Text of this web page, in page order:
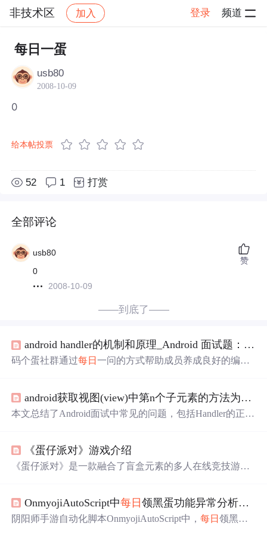
非技术区 加入 登录 频道
社区 非技术区
每日一蛋
usb80
2008-10-09
0
给本帖投票
52 1 打赏
全部评论
usb80
0
2008-10-09
赞
——到底了——
android handler的机制和原理_Android 面试题：Handler、自定义View、Java三大特性、分发机制、动画（第1期）
码个蛋社群通过每日一问的方式帮助成员养成良好的编程
android获取视图(view)中第n个子元素的方法为_Android 面试题：Handler、自定义View、Java三大特性、分发机制、动画（第1期）...
本文总结了Android面试中常见的问题，包括Handler的正确
个蛋社群的每日一问学习活动，旨在帮助开发者养成良好
学习习惯。
《蛋仔派对》游戏介绍
《蛋仔派对》是一款融合了盲盒元素的多人在线竞技游
支持地图编辑器创作，每季更新带来新体验。自上线以
来，已吸引超5亿玩家，日活跃用户峰值达4000万。
OnmyojiAutoScript中每日领黑蛋功能异常分析与修复
阴阳师手游自动化脚本OnmyojiAutoScript中，每日领黑蛋